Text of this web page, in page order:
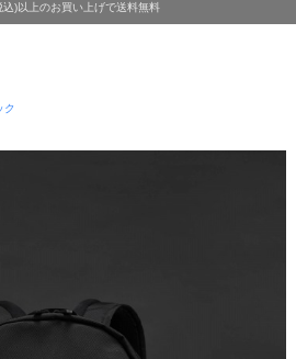
)以上のお買い上げで送料無料
ク